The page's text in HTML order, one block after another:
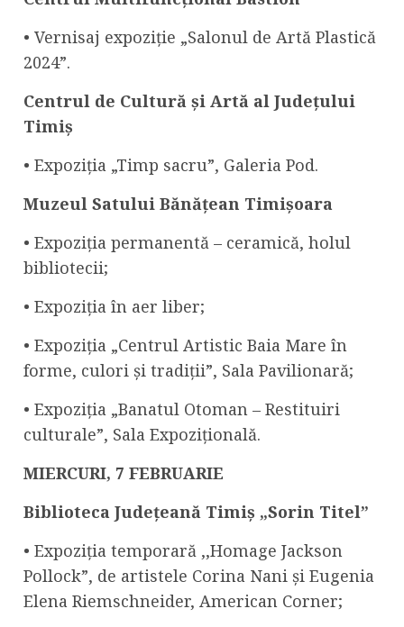
• Vernisaj expoziție „Salonul de Artă Plastică
2024”.
Centrul de Cultură și Artă al Județului
Timiș
• Expoziția „Timp sacru”, Galeria Pod.
Muzeul Satului Bănățean Timișoara
• Expoziția permanentă – ceramică, holul
bibliotecii;
• Expoziția în aer liber;
• Expoziția „Centrul Artistic Baia Mare în
forme, culori și tradiții”, Sala Pavilionară;
• Expoziția „Banatul Otoman – Restituiri
culturale”, Sala Expozițională.
MIERCURI, 7 FEBRUARIE
Biblioteca Județeană Timiș „Sorin Titel”
• Expoziția temporară ,,Homage Jackson
Pollock”, de artistele Corina Nani și Eugenia
Elena Riemschneider, American Corner;